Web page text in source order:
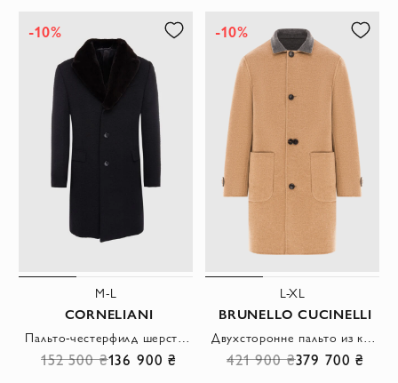
-10%
M-L
CORNELIANI
Пальто-честерфилд шерстяное черное с меховым шалевым воротником мужское
152 500 ₴136 900 ₴
-10%
L-XL
BRUNELLO CUCINELLI
Двухсторонне пальто из кашемира бежевого и меланжево-серого цвета
421 900 ₴379 700 ₴